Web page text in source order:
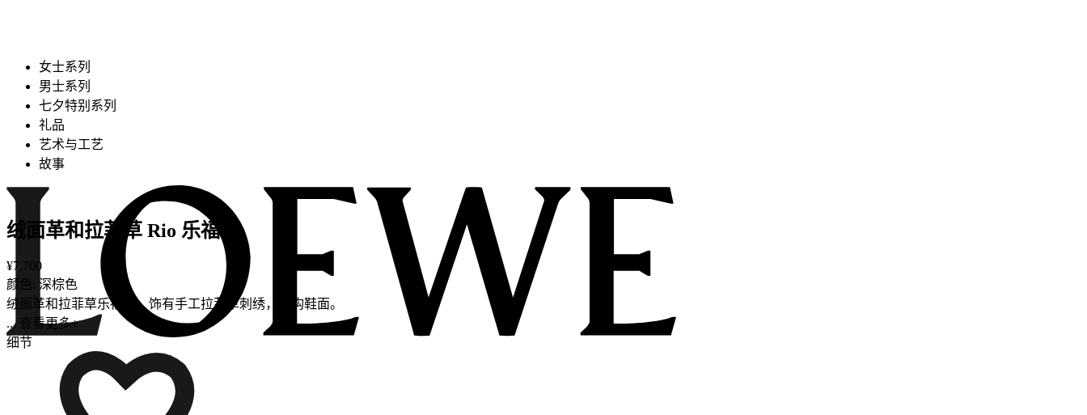
女士系列
男士系列
七夕特别系列
礼品
艺术与工艺
故事
绒面革和拉菲草 Rio 乐福鞋
¥7,700
颜色: 深棕色
绒面革和拉菲草乐福鞋，饰有手工拉菲草刺绣，解构鞋面。
... 查看更多+
细节